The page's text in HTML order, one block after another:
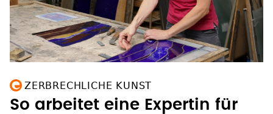
ZERBRECHLICHE KUNST
So arbeitet eine Expertin für